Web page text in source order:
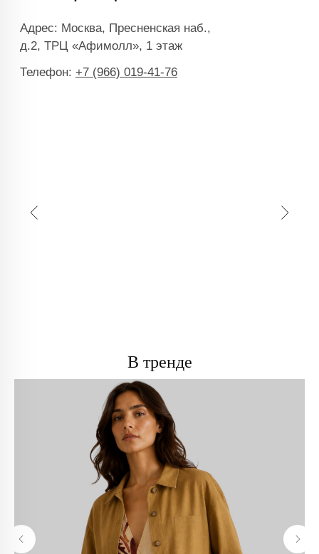
В тренде
О нас
О брендах в магазине
Как добраться до магазина
Новости
Контакты
Блог
Блузы
Брюки
Верхняя одежда
+7 (966) 019-41-76
info@trendsettica.ru